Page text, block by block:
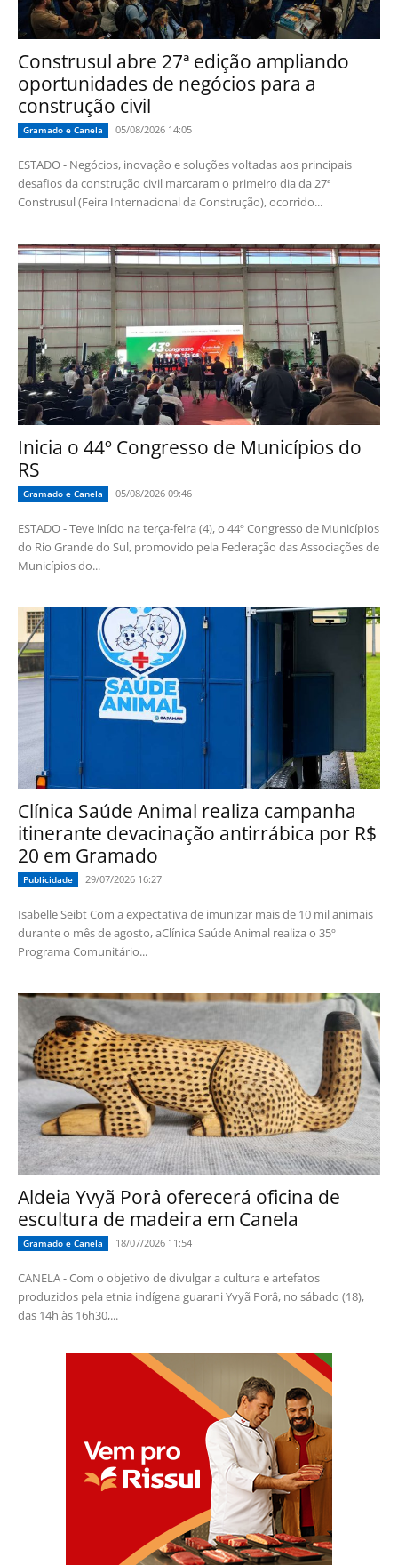
Construsul abre 27ª edição ampliando
oportunidades de negócios para a
construção civil
Gramado e Canela 05/08/2026 14:05
ESTADO - Negócios, inovação e soluções voltadas aos principais
desafios da construção civil marcaram o primeiro dia da 27ª
Construsul (Feira Internacional da Construção), ocorrido...
Inicia o 44º Congresso de Municípios do
RS
Gramado e Canela 05/08/2026 09:46
ESTADO - Teve início na terça-feira (4), o 44º Congresso de Municípios
do Rio Grande do Sul, promovido pela Federação das Associações de
Municípios do...
Clínica Saúde Animal realiza campanha
itinerante devacinação antirrábica por R$
20 em Gramado
Publicidade 29/07/2026 16:27
Isabelle Seibt Com a expectativa de imunizar mais de 10 mil animais
durante o mês de agosto, aClínica Saúde Animal realiza o 35º
Programa Comunitário...
Aldeia Yvyã Porâ oferecerá oficina de
escultura de madeira em Canela
Gramado e Canela 18/07/2026 11:54
CANELA - Com o objetivo de divulgar a cultura e artefatos
produzidos pela etnia indígena guarani Yvyã Porâ, no sábado (18),
das 14h às 16h30,...